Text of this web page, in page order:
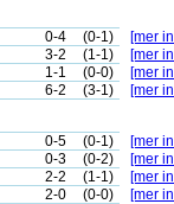
0-4 (0-1)
[mer
3-2 (1-1)
[mer
1-1 (0-0)
[mer
6-2 (3-1) [mer
0-5 (0-1)
[mer
0-3 (0-2)
[mer
2-2 (1-1)
[mer
2-0 (0-0) [mer